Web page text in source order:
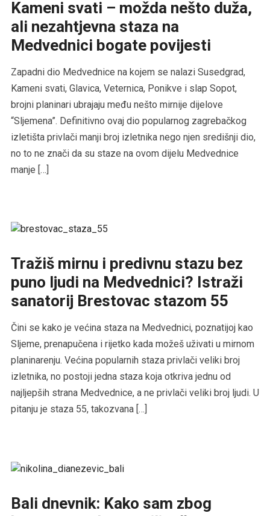
Kameni svati – možda nešto duža,
ali nezahtjevna staza na
Medvednici bogate povijesti
Zapadni dio Medvednice na kojem se nalazi Susedgrad,
Kameni svati, Glavica, Veternica, Ponikve i slap Sopot,
brojni planinari ubrajaju među nešto mirnije dijelove
“Sljemena”. Definitivno ovaj dio popularnog zagrebačkog
izletišta privlači manji broj izletnika nego njen središnji dio,
no to ne znači da su staze na ovom dijelu Medvednice
manje […]
Tražiš mirnu i predivnu stazu bez
puno ljudi na Medvednici? Istraži
sanatorij Brestovac stazom 55
Čini se kako je većina staza na Medvednici, poznatijoj kao
Sljeme, prenapučena i rijetko kada možeš uživati u mirnom
planinarenju. Većina popularnih staza privlači veliki broj
izletnika, no postoji jedna staza koja otkriva jednu od
najljepših strana Medvednice, a ne privlači veliki broj ljudi. U
pitanju je staza 55, takozvana […]
Bali dnevnik: Kako sam zbog